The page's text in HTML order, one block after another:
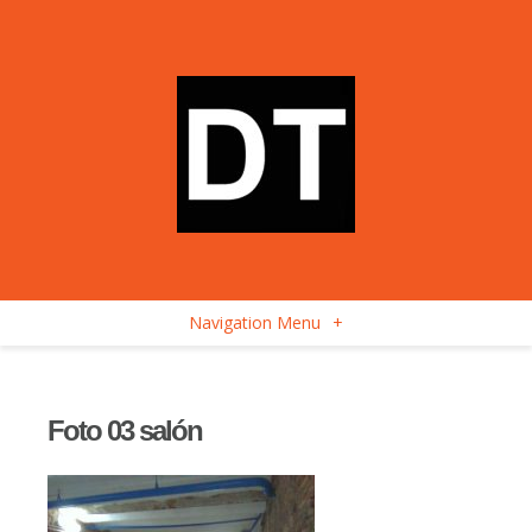
Navigation Menu +
Foto 03 salón